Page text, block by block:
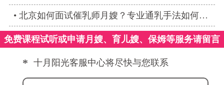
北京如何面试催乳师月嫂？专业通乳手法如何考察？
免费课程试听或申请月嫂、育儿嫂、保姆等服务请留言
* 十月阳光客服中心将尽快与您联系